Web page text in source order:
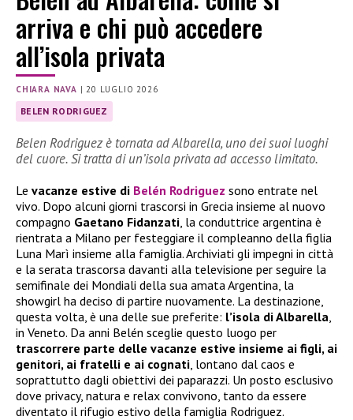
arriva e chi può accedere
all’isola privata
CHIARA NAVA |20 LUGLIO 2026
BELEN RODRIGUEZ
Belen Rodriguez è tornata ad Albarella, uno dei suoi luoghi
del cuore. Si tratta di un’isola privata ad accesso limitato.
Le vacanze estive di Belén Rodriguez sono entrate nel
vivo. Dopo alcuni giorni trascorsi in Grecia insieme al nuovo
compagno Gaetano Fidanzati , la conduttrice argentina è
rientrata a Milano per festeggiare il compleanno della figlia
Luna Marì insieme alla famiglia. Archiviati gli impegni in città
e la serata trascorsa davanti alla televisione per seguire la
semifinale dei Mondiali della sua amata Argentina, la
showgirl ha deciso di partire nuovamente. La destinazione,
questa volta, è una delle sue preferite: l’isola di Albarella
in Veneto. Da anni Belén sceglie questo luogo per
trascorrere parte delle vacanze estive insieme ai figli, ai
genitori, ai fratelli e ai cognati , lontano dal caos e
soprattutto dagli obiettivi dei paparazzi. Un posto esclusivo
dove privacy, natura e relax convivono, tanto da essere
diventato il rifugio estivo della famiglia Rodriguez.